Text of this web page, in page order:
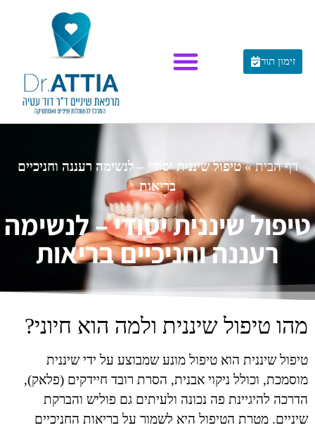
זימון תור
דף הבית»טיפול שיננית יסודי – לנשימה רעננה וחניכיים
בריאות
טיפול שיננית יסודי – לנשימה
רעננה וחניכיים בריאות
מהו טיפול שיננית ולמה הוא חיוני?
טיפול שיננית הוא טיפול מונע שמבוצע על ידי שיננית
מוסמכת, וכולל ניקוי אבנית, הסרת רובד חיידקים (פלאק),
הדרכה להיגיינת פה נכונה ולעיתים גם פוליש והברקת
שיניים. מטרת הטיפול היא לשמור על בריאות החניכיים